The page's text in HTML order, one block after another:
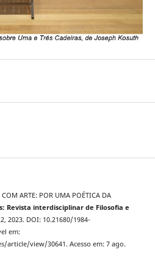
ARTE: POR UMA POÉTICA DA
Revista interdisciplinar de Filosofia e
2023. DOI: 10.21680/1984-
em:
view/30641. Acesso em: 7 ago.